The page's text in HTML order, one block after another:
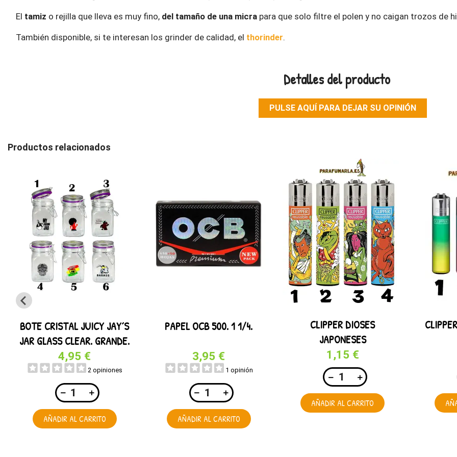
El tamiz o rejilla que lleva es muy fino, del tamaño de una micra para que solo filtre el polen y no caigan trozos de
También disponible, si te interesan los grinder de calidad, el thorinder.
Detalles del producto
PULSE AQUÍ PARA DEJAR SU OPINIÓN
Productos relacionados
BOTE CRISTAL JUICY JAY´S
JAR GLASS CLEAR. GRANDE.
280ML
4,95 €
2 opiniones
AÑADIR AL CARRITO
PAPEL OCB 500. 1 1/4.
3,95 €
1 opinión
AÑADIR AL CARRITO
CLIPPER DIOSES
JAPONESES
1,15 €
AÑADIR AL CARRITO